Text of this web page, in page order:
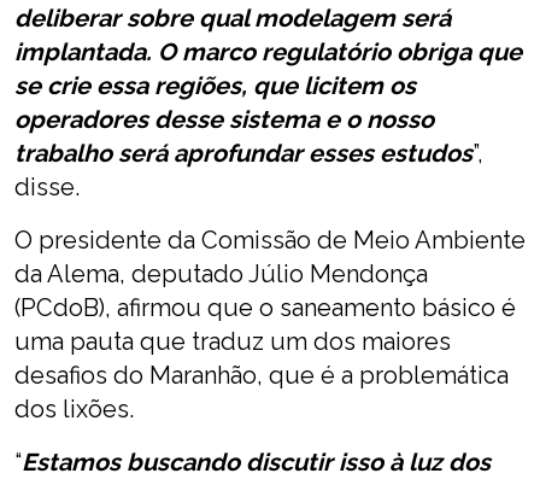
deliberar sobre qual modelagem será
implantada. O marco regulatório obriga que
se crie essa regiões, que licitem os
operadores desse sistema e o nosso
trabalho será aprofundar esses estudos”,
disse.
O presidente da Comissão de Meio Ambiente
da Alema, deputado Júlio Mendonça
(PCdoB), afirmou que o saneamento básico é
uma pauta que traduz um dos maiores
desafios do Maranhão, que é a problemática
dos lixões.
“Estamos buscando discutir isso à luz dos